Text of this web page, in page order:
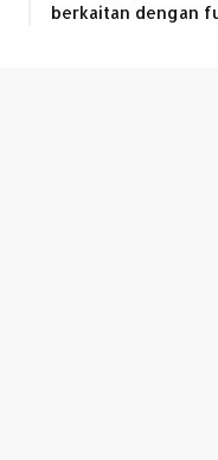
berkaitan dengan